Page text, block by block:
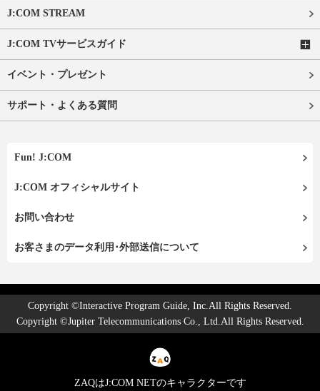
J:COM STREAM
J:COM TVサービスガイド
イベント・プレゼント
サポート・よくある質問
Fun! J:COM
J:COM オフィシャルサイト
お問い合わせ
お客さまのデータ利用･外部送信について
Copyright ©Interactive Program Guide, Inc.All Rights Reserved.
Copyright ©Jupiter Telecommunications Co., Ltd.All Rights Reserved.
ZAQはJ:COM NETのキャラクターです